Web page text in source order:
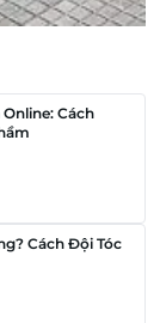
Cách
Cách Đội Tóc